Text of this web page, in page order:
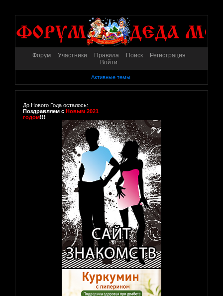
Форум Участники Правила Поиск
Регистрация
Войти
Активные темы
До Нового Года осталось:
Поздравляем с Новым 2021
годом!!!